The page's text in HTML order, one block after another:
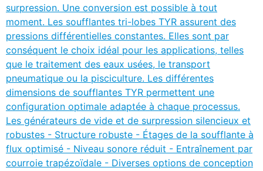
surpression. Une conversion est possible à tout
moment. Les soufflantes tri-lobes TYR assurent des
conséquent le choix idéal pour les applications, telles
que le traitement des eaux usées, le transport
pneumatique ou la pisciculture. Les différentes
dimensions de soufflantes TYR permettent une
configuration optimale adaptée à chaque processus.
Les générateurs de vide et de surpression silencieux et
robustes - Structure robuste - Étages de la soufflante à
flux optimisé - Niveau sonore réduit - Entraînement par
courroie trapézoïdale - Diverses options de conception